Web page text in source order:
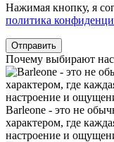
Нажимая кнопку, я
политика
Почему выбирают нас
Barleone - это не
характером, где
настроение и